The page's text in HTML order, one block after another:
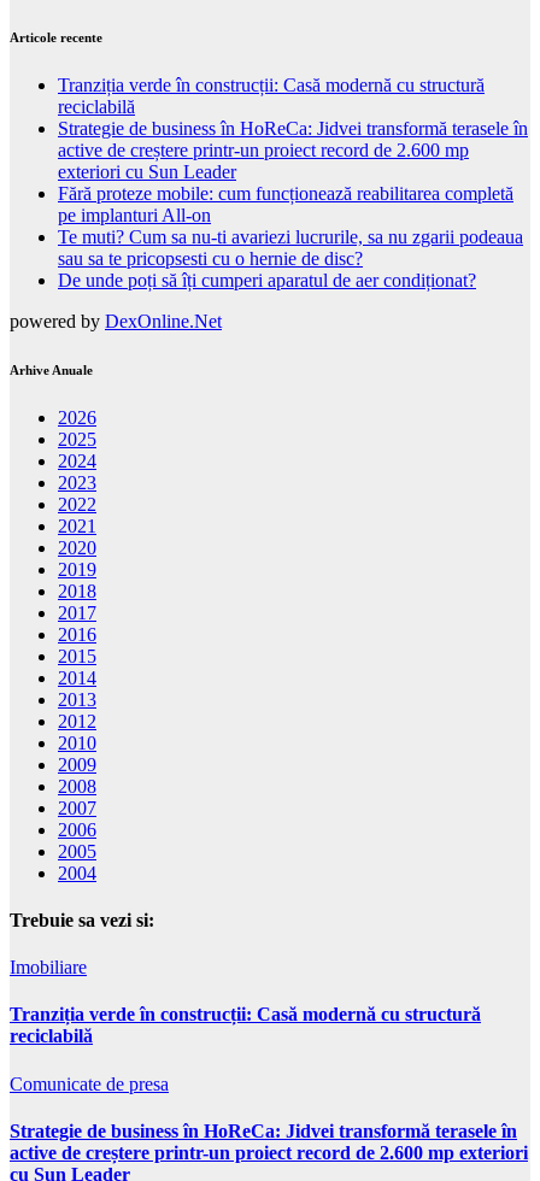
Articole recente
Tranziția verde în construcții: Casă modernă cu structură
reciclabilă
Strategie de business în HoReCa: Jidvei transformă terasele în
active de creștere printr-un proiect record de 2.600 mp
exteriori cu Sun Leader
Fără proteze mobile: cum funcționează reabilitarea completă
pe implanturi All-on
Te muti? Cum sa nu-ti avariezi lucrurile, sa nu zgarii podeaua
sau sa te pricopsesti cu o hernie de disc?
De unde poți să îți cumperi aparatul de aer condiționat?
powered by DexOnline.Net
Arhive Anuale
2026
2025
2024
2023
2022
2021
2020
2019
2018
2017
2016
2015
2014
2013
2012
2010
2009
2008
2007
2006
2005
2004
Trebuie sa vezi si:
Imobiliare
Tranziția verde în construcții: Casă modernă cu structură
reciclabilă
Comunicate de presa
Strategie de business în HoReCa: Jidvei transformă terasele în
active de creștere printr-un proiect record de 2.600 mp exteriori
cu Sun Leader